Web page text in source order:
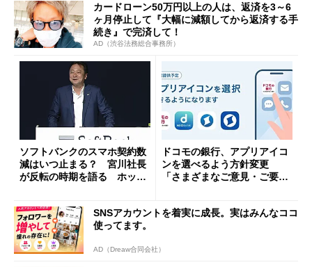
カードローン50万円以上の人は、返済を3～6
ヶ月停止して『大幅に減額してから返済する手
続き』で完済して！
AD（渋谷法務総合事務所）
ソフトバンクのスマホ契約数
減はいつ止まる？ 宮川社長
が反転の時期を語る ホッピ
ドコモの銀行、アプリアイコ
ンを選べるよう方針変更
「さまざまなご意見・ご要望
SNSアカウントを着実に成長。実はみんなココ
使ってます。
AD（Dreaw合同会社）